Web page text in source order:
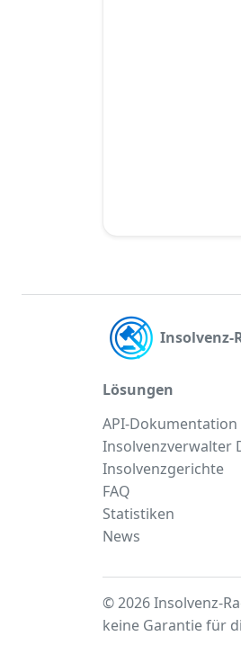
Insolvenz-
Lösungen
API-Dokumentation
Insolvenzverwalter
Insolvenzgerichte
FAQ
Statistiken
News
© 2026 Insolvenz-
keine Garantie für